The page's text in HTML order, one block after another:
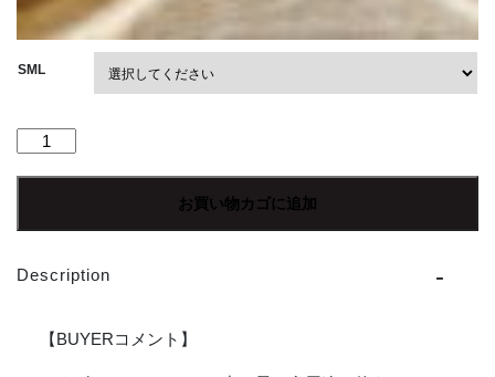
SML
【Men's】
タ
ニ
お買い物カゴに追加
Description
【BUYERコメント】